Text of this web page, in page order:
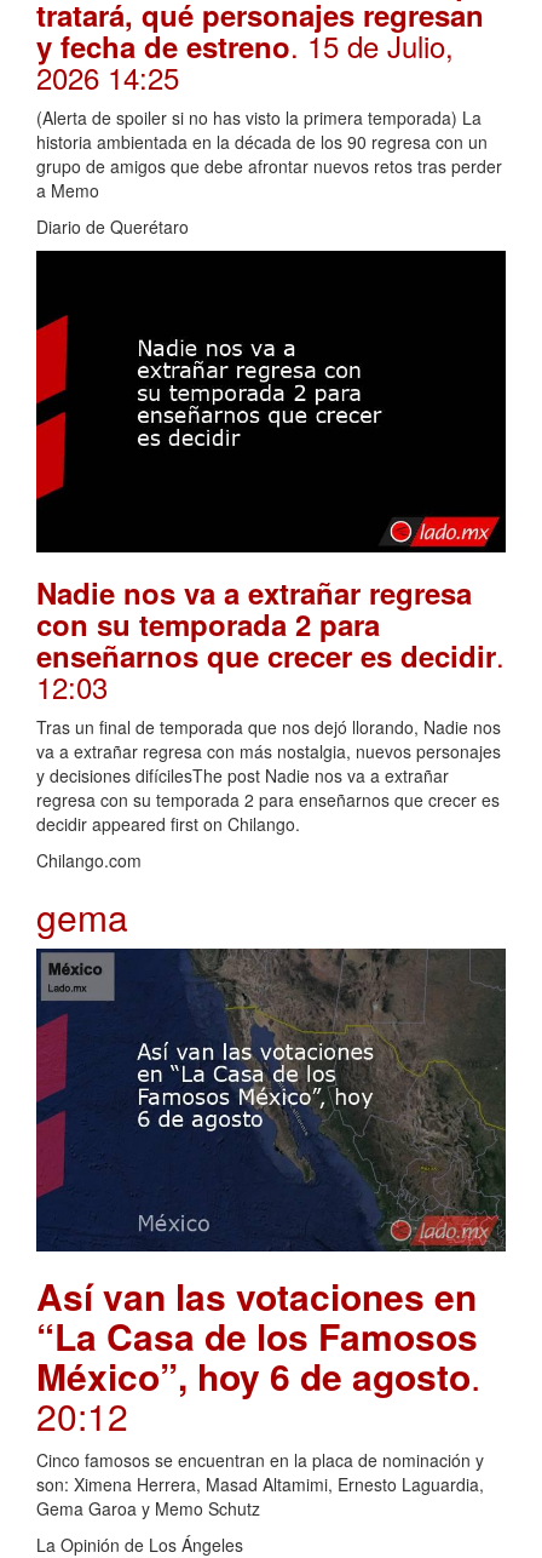
tratará, qué personajes regresan
y fecha de estreno. 15 de Julio,
2026 14:25
(Alerta de spoiler si no has visto la primera temporada) La
historia ambientada en la década de los 90 regresa con un
grupo de amigos que debe afrontar nuevos retos tras perder
a Memo
Diario de Querétaro
Nadie nos va a extrañar regresa
con su temporada 2 para
enseñarnos que crecer es decidir.
12:03
Tras un final de temporada que nos dejó llorando, Nadie nos
va a extrañar regresa con más nostalgia, nuevos personajes
y decisiones difícilesThe post Nadie nos va a extrañar
regresa con su temporada 2 para enseñarnos que crecer es
decidir appeared first on Chilango.
Chilango.com
gema
Así van las votaciones en
“La Casa de los Famosos
México”, hoy 6 de agosto.
20:12
Cinco famosos se encuentran en la placa de nominación y
son: Ximena Herrera, Masad Altamimi, Ernesto Laguardia,
Gema Garoa y Memo Schutz
La Opinión de Los Ángeles